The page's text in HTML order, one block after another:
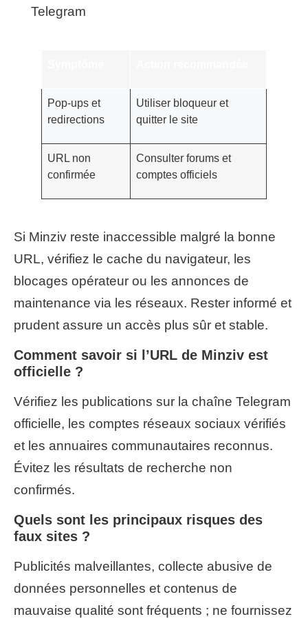
Telegram
Pop-ups et
redirections
Utiliser bloqueur et
quitter le site
URL non
confirmée
Consulter forums et
comptes officiels
Si Minziv reste inaccessible malgré la bonne
URL, vérifiez le cache du navigateur, les
blocages opérateur ou les annonces de
maintenance via les réseaux. Rester informé et
prudent assure un accès plus sûr et stable.
Comment savoir si l’URL de Minziv est
officielle ?
Vérifiez les publications sur la chaîne Telegram
officielle, les comptes réseaux sociaux vérifiés
et les annuaires communautaires reconnus.
Évitez les résultats de recherche non
confirmés.
Quels sont les principaux risques des
faux sites ?
Publicités malveillantes, collecte abusive de
données personnelles et contenus de
mauvaise qualité sont fréquents ; ne fournissez